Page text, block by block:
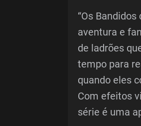
“Os
aventura e
de ladrões
tempo para
quando eles
Com efeitos
série é uma